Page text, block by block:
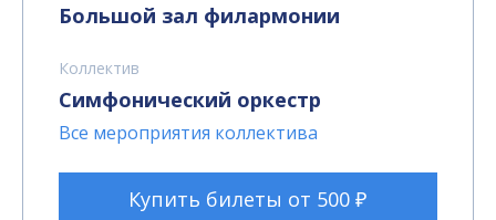
Большой зал филармонии
Коллектив
Симфонический оркестр
Все мероприятия коллектива
Купить билеты от 500 ₽